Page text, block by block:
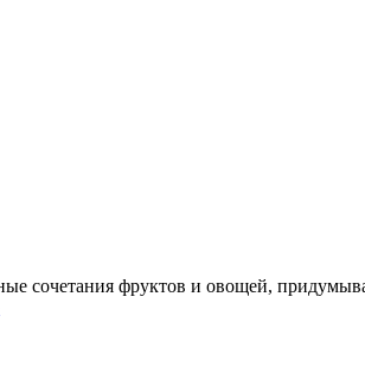
сочетания фруктов и овощей,